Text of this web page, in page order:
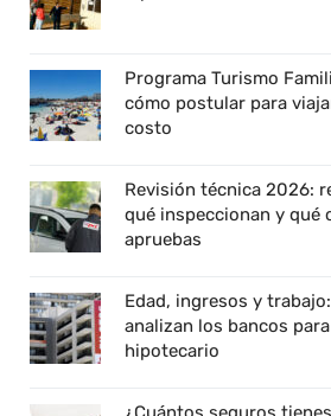
Programa Turismo
cómo postular para
costo
Revisión técnica 2026:
qué inspeccionan y qué
apruebas
Edad, ingresos y
analizan los bancos
hipotecario